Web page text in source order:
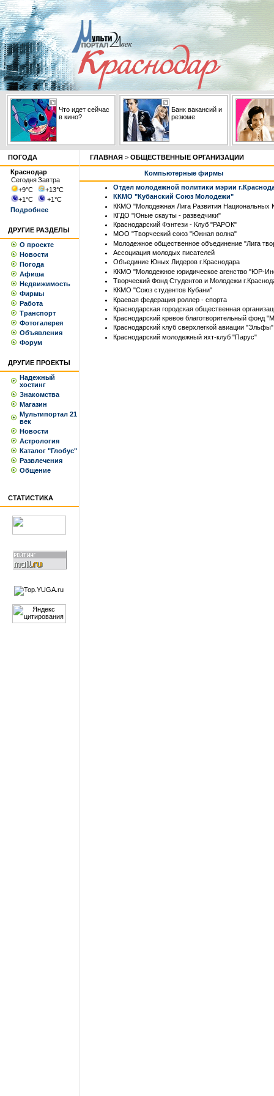
Что идет сейчас
в кино?
Банк вакансий и
резюме
ПОГОДА
Краснодар
СегодняЗавтра
+9°С +13°С
+1°С +1°С
Подробнее
ДРУГИЕ РАЗДЕЛЫ
О проекте
Новости
Погода
Афиша
Недвижимость
Фирмы
Работа
Транспорт
Фотогалерея
Объявления
Форум
ДРУГИЕ ПРОЕКТЫ
Надежный
хостинг
Знакомства
Магазин
Мультипортал 21
век
Новости
Астрология
Каталог "Глобус"
Развлечения
Общение
СТАТИСТИКА
ГЛАВНАЯ > ОБЩЕСТВЕННЫЕ ОРГАНИЗАЦИИ
Компьютерные фирмы
Отдел молодежной политики мэрии
ККМО "Кубанский Союз Молодежи"
ККМО "Молодежная Лига Развития Национальных
КГДО "Юные скауты - разведчики"
Краснодарский Фэнтези - Клуб "РАРОК"
МОО "Творческий союз "Южная волна"
Молодежное общественное объединение "Лига
Ассоциация молодых писателей
Объединие Юных Лидеров г.Краснодара
ККМО "Молодежное юридическое агенство "ЮР-
Творческий Фонд Студентов и Молодежи
ККМО "Союз студентов Кубани"
Краевая федерация роллер - спорта
Краснодарская городская общественная
Краснодарский кревое благотворительный фонд
Краснодарский клуб сверхлегкой авиации "Эльфы"
Краснодарский молодежный яхт-клуб "Парус"